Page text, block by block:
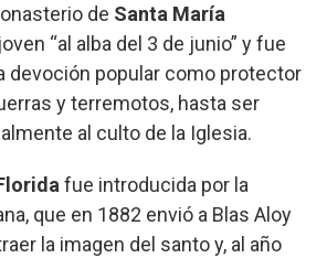
de Santa María
“al alba del 3 de junio” y fue
devoción popular como protector
y terremotos, hasta ser
al culto de la Iglesia.
fue introducida por la
que en 1882 envió a Blas Aloy
la imagen del santo y, al año